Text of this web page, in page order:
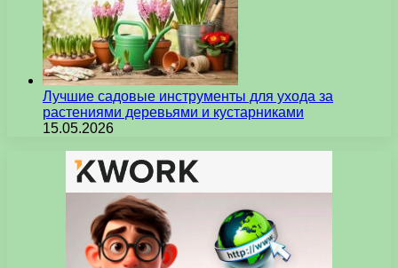
Лучшие садовые инструменты для ухода за
растениями деревьями и кустарниками
15.05.2026